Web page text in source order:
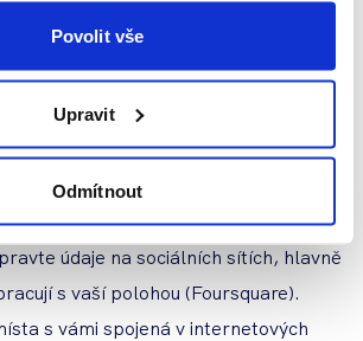
Povolit vše
Upravit
Odmítnout
inspektorátu firemní vozidla atp.
se pojí i úpravy veškerých prostředků
firmu – například reklamní předměty,
na autech nebo letáky.
stopu vaší společnosti v souladu s
údaje na sociálních sítích, hlavně
s vaší polohou (Foursquare).
s vámi spojená v internetových